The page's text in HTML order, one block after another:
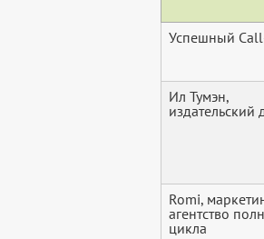
Успешный
Ил Тумэн,
издательский
Romi,
агентство
цикла